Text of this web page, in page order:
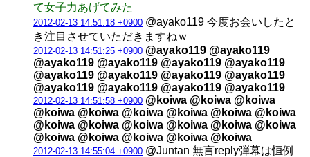
て女子力あげてみた
2012-02-13 14:51:18 +0900 @ayako119 今度お会いしたと
き注目させていただきますねｗ
2012-02-13 14:51:25 +0900 @ayako119 @ayako119
@ayako119 @ayako119 @ayako119 @ayako119
@ayako119 @ayako119 @ayako119 @ayako119
@ayako119 @ayako119 @ayako119 @ayako119
2012-02-13 14:51:58 +0900 @koiwa @koiwa @koiwa
@koiwa @koiwa @koiwa @koiwa @koiwa @koiwa
@koiwa @koiwa @koiwa @koiwa @koiwa @koiwa
@koiwa @koiwa @koiwa @koiwa @koiwa
2012-02-13 14:55:04 +0900 @Juntan 無言reply弾幕は恒例